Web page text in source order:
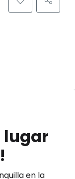
lugar
en la